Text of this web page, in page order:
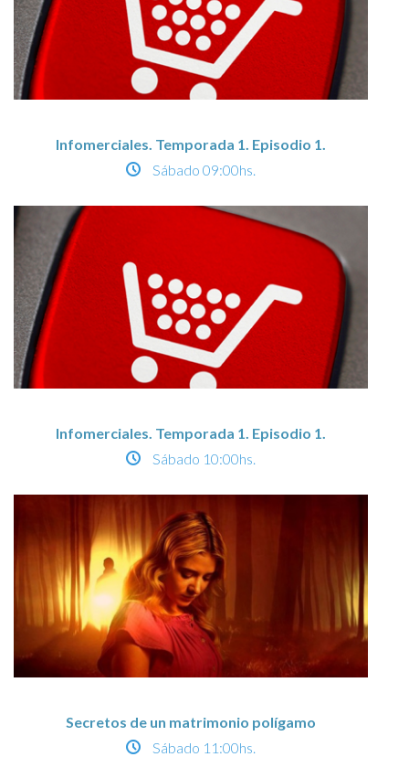
Infomerciales. Temporada 1. Episodio 1.
Sábado 09:00hs.
Infomerciales. Temporada 1. Episodio 1.
Sábado 10:00hs.
Secretos de un matrimonio polígamo
Sábado 11:00hs.